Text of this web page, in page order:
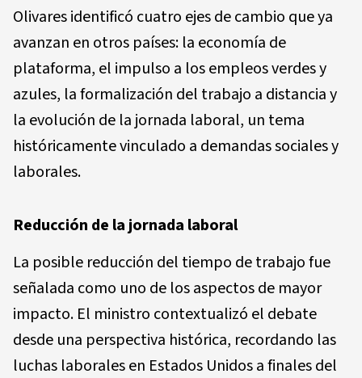
Olivares identificó cuatro ejes de cambio que ya
avanzan en otros países: la economía de
plataforma, el impulso a los empleos verdes y
azules, la formalización del trabajo a distancia y
la evolución de la jornada laboral, un tema
históricamente vinculado a demandas sociales y
laborales.
Reducción de la jornada laboral
La posible reducción del tiempo de trabajo fue
señalada como uno de los aspectos de mayor
impacto. El ministro contextualizó el debate
desde una perspectiva histórica, recordando las
luchas laborales en Estados Unidos a finales del